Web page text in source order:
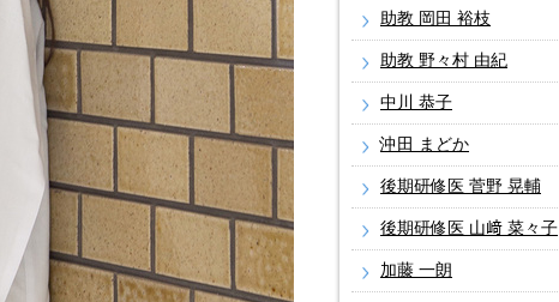
助教 岡田 裕枝
助教 野々村 由紀
中川 恭子
沖田 まどか
後期研修医 菅野 晃輔
後期研修医 山﨑 菜々子
加藤 一朗